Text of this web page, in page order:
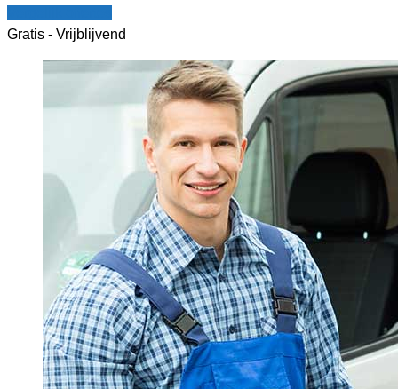
Gratis - Vrijblijvend